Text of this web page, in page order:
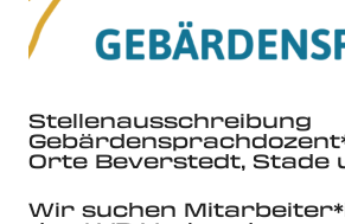
Stellenausschreibung
Orte Beverstedt, Stade
Wir suchen